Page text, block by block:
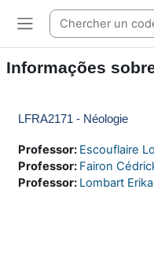
Ir para o conteúdo principal
Painel lateral
Informações
LFRA2171 - Néologie
Professor: Escouflaire
Professor: Fairon
Professor: Lombart Erika